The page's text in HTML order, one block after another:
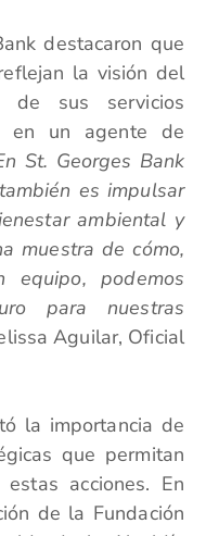
destacaron que
la visión del
sus servicios
en un agente de
St. Georges Bank
es impulsar
ambiental y
muestra de cómo,
podemos
para nuestras
Aguilar, Oficial
la importancia de
que permitan
acciones. En
de la Fundación